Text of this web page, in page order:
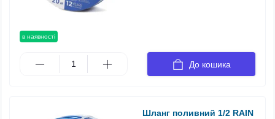
в наявності
До кошика
Шланг поливний 1/2 RAIN